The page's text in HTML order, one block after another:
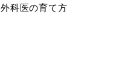
外科医の育て方